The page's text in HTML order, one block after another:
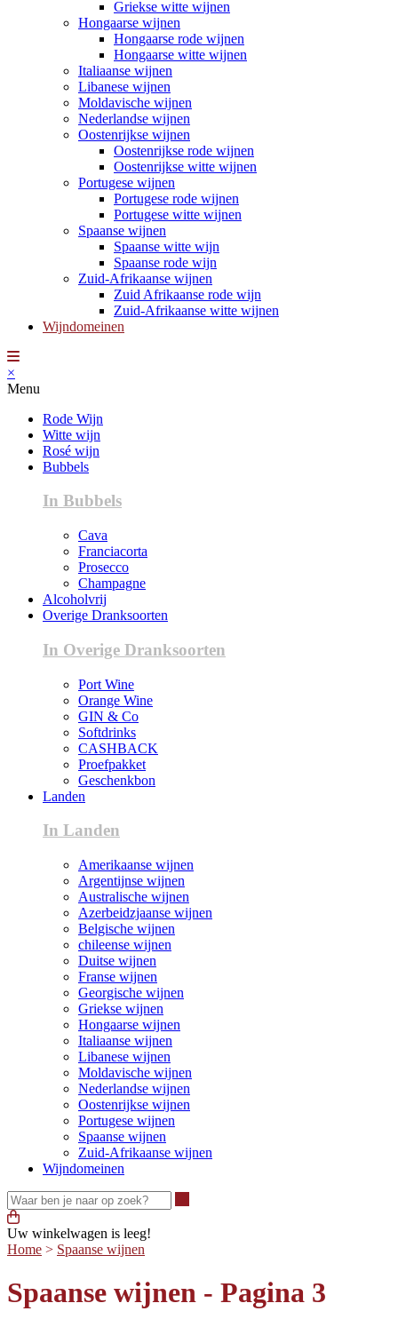
Griekse witte wijnen
Hongaarse wijnen
Hongaarse rode wijnen
Hongaarse witte wijnen
Italiaanse wijnen
Libanese wijnen
Moldavische wijnen
Nederlandse wijnen
Oostenrijkse wijnen
Oostenrijkse rode wijnen
Oostenrijkse witte wijnen
Portugese wijnen
Portugese rode wijnen
Portugese witte wijnen
Spaanse wijnen
Spaanse witte wijn
Spaanse rode wijn
Zuid-Afrikaanse wijnen
Zuid Afrikaanse rode wijn
Zuid-Afrikaanse witte wijnen
Wijndomeinen
×
Menu
Rode Wijn
Witte wijn
Rosé wijn
Bubbels
In Bubbels
Cava
Franciacorta
Prosecco
Champagne
Alcoholvrij
Overige Dranksoorten
In Overige Dranksoorten
Port Wine
Orange Wine
GIN & Co
Softdrinks
CASHBACK
Proefpakket
Geschenkbon
Landen
In Landen
Amerikaanse wijnen
Argentijnse wijnen
Australische wijnen
Azerbeidzjaanse wijnen
Belgische wijnen
chileense wijnen
Duitse wijnen
Franse wijnen
Georgische wijnen
Griekse wijnen
Hongaarse wijnen
Italiaanse wijnen
Libanese wijnen
Moldavische wijnen
Nederlandse wijnen
Oostenrijkse wijnen
Portugese wijnen
Spaanse wijnen
Zuid-Afrikaanse wijnen
Wijndomeinen
Uw winkelwagen is leeg!
Home > Spaanse wijnen
Spaanse wijnen - Pagina 3